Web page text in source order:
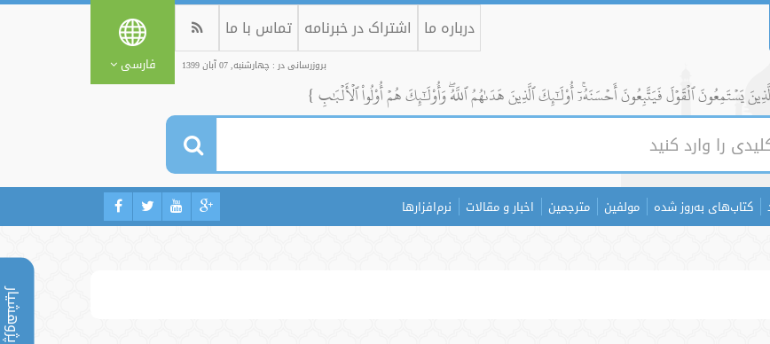
پژوهشیار
درباره ما اشتراک در خبرنامه تماس با ما
بروزرسانی در : چهارشنبه, 07 آبان 1399 فارسی
يَسۡتَمِعُونَ ٱلۡقَوۡلَ فَيَتَّبِعُونَ أَحۡسَنَهُۥٓۚ أُوْلَٰٓئِكَ ٱلَّذِينَ هَدَىٰهُمُ ٱللَّهُۖ وَأُوْلَٰٓئِكَ هُمۡ أُوْلُواْ ٱلۡأَلۡبَٰبِ }
کتاب‌های به‌روز شده مولفین مترجمین اخبار و مقالات نرم‌افزارها